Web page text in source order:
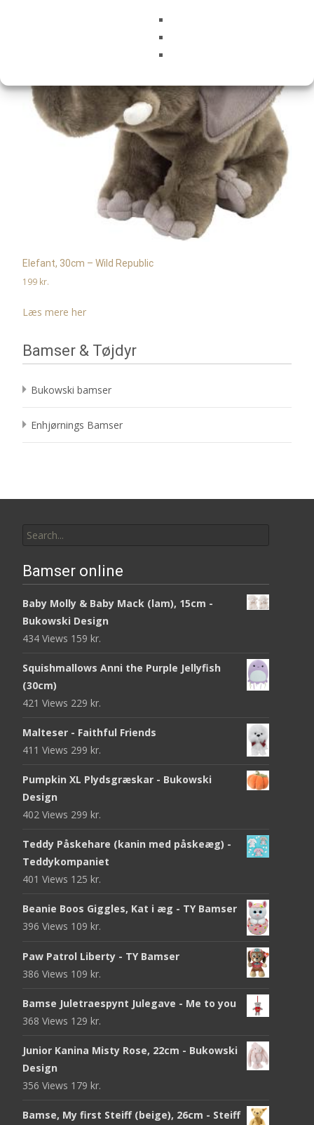
Elefant, 30cm – Wild Republic
199 kr.
Læs mere her
Bamser & Tøjdyr
Bukowski bamser
Enhjørnings Bamser
for:
Bamser online
Baby Molly & Baby Mack (lam), 15cm -
Bukowski Design
434 Views 159 kr.
Squishmallows Anni the Purple Jellyfish
(30cm)
421 Views 229 kr.
Malteser - Faithful Friends
411 Views 299 kr.
Pumpkin XL Plydsgræskar - Bukowski
Design
402 Views 299 kr.
Teddy Påskehare (kanin med påskeæg) -
Teddykompaniet
401 Views 125 kr.
Beanie Boos Giggles, Kat i æg - TY Bamser
396 Views 109 kr.
Paw Patrol Liberty - TY Bamser
386 Views 109 kr.
Bamse Juletraespynt Julegave - Me to you
368 Views 129 kr.
Junior Kanina Misty Rose, 22cm - Bukowski
Design
356 Views 179 kr.
Bamse, My first Steiff (beige), 26cm - Steiff